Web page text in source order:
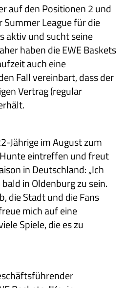
auf den Positionen 2 und
Summer League für die
aktiv und sucht seine
haben die EWE Baskets
auch eine
Fall vereinbart, dass der
Vertrag (regular
Jährige im August zum
eintreffen und freut
in Deutschland: „Ich
in Oldenburg zu sein.
die Stadt und die Fans
mich auf eine
Spiele, die es zu